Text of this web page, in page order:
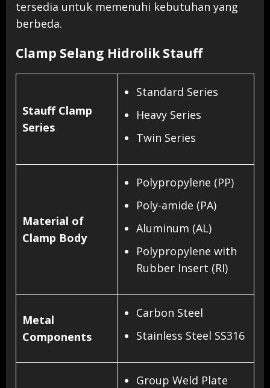
tersedia untuk memenuhi kebutuhan yang
berbeda.
Clamp Selang Hidrolik Stauff
Stauff Clamp
Series
Standard Series
Heavy Series
Twin Series
Material of
Clamp Body
Polypropylene (PP)
Poly-amide (PA)
Aluminum (AL)
Polypropylene with
Rubber Insert (RI)
Metal
Components
Carbon Steel
Stainless Steel SS316
Group Weld Plate